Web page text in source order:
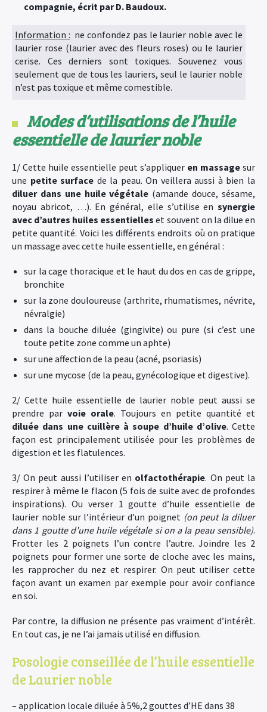
compagnie, écrit par D. Baudoux.
Information : ne confondez pas le laurier noble avec le
laurier rose (laurier avec des fleurs roses) ou le laurier
cerise. Ces derniers sont toxiques. Souvenez vous
seulement que de tous les lauriers, seul le laurier noble
n’est pas toxique et même comestible.
Modes d’utilisations de l’huile
essentielle de laurier noble
1/ Cette huile essentielle peut s’appliquer en massage sur
une petite surface de la peau. On veillera aussi à bien la
diluer dans une huile végétale (amande douce, sésame,
noyau abricot, …). En général, elle s’utilise en synergie
avec d’autres huiles essentielles et souvent on la dilue en
petite quantité. Voici les différents endroits où on pratique
un massage avec cette huile essentielle, en général :
sur la cage thoracique et le haut du dos en cas de grippe,
bronchite
sur la zone douloureuse (arthrite, rhumatismes, névrite,
névralgie)
dans la bouche diluée (gingivite) ou pure (si c’est une
toute petite zone comme un aphte)
sur une affection de la peau (acné, psoriasis)
sur une mycose (de la peau, gynécologique et digestive).
2/ Cette huile essentielle de laurier noble peut aussi se
prendre par voie orale. Toujours en petite quantité et
diluée dans une cuillère à soupe d’huile d’olive. Cette
façon est principalement utilisée pour les problèmes de
digestion et les flatulences.
3/ On peut aussi l’utiliser en olfactothérapie. On peut la
respirer à même le flacon (5 fois de suite avec de profondes
inspirations). Ou verser 1 goutte d’huile essentielle de
laurier noble sur l’intérieur d’un poignet (on peut la diluer
dans 1 goutte d’une huile végétale si on a la peau sensible).
Frotter les 2 poignets l’un contre l’autre. Joindre les 2
poignets pour former une sorte de cloche avec les mains,
les rapprocher du nez et respirer. On peut utiliser cette
façon avant un examen par exemple pour avoir confiance
en soi.
Par contre, la diffusion ne présente pas vraiment d’intérêt.
En tout cas, je ne l’ai jamais utilisé en diffusion.
Posologie conseillée de l’huile essentielle
de Laurier noble
– application locale diluée à 5%,2 gouttes d’HE dans 38